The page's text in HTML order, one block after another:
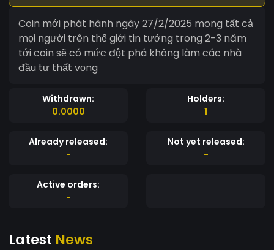
Coin mới phát hành ngày 27/2/2025 mong tất cả
mọi người trên thế giới tin tưởng trong 2-3 năm
tới coin sẽ có mức đột phá không làm các nhà
đầu tư thất vọng
Withdrawn:
0.0000
Holders:
1
Already released:
-
Not yet released:
-
Active orders:
-
Latest News